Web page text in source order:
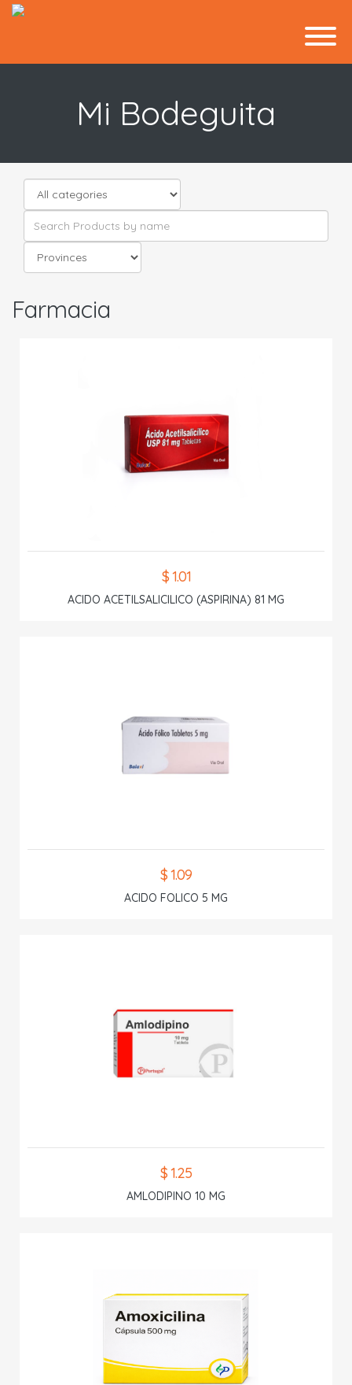
Mi Bodeguita
Farmacia
$ 1.01
ACIDO ACETILSALICILICO (ASPIRINA) 81 MG
$ 1.09
ACIDO FOLICO 5 MG
$ 1.25
AMLODIPINO 10 MG